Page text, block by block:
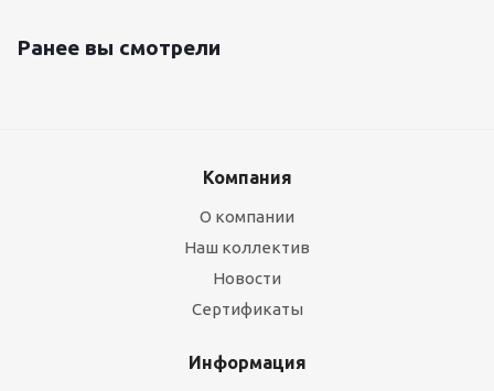
Ранее вы смотрели
Компания
О компании
Наш коллектив
Новости
Сертификаты
Информация